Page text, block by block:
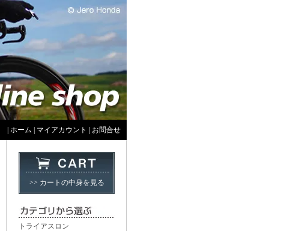
ホーム マイアカウント お問合せ
>> カートの中身を見る
トライアスロン